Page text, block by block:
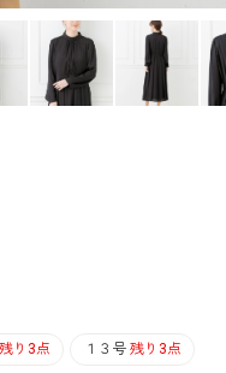
残り3点 １３号 残り3点